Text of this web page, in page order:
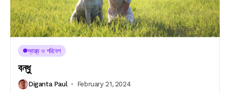
স্বাস্থ্য ও পরিবেশ
বন্ধু
Diganta Paul February 21, 2024